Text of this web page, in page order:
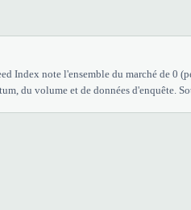
Index note l'ensemble du marché de 0
du volume et de données d'enquête.